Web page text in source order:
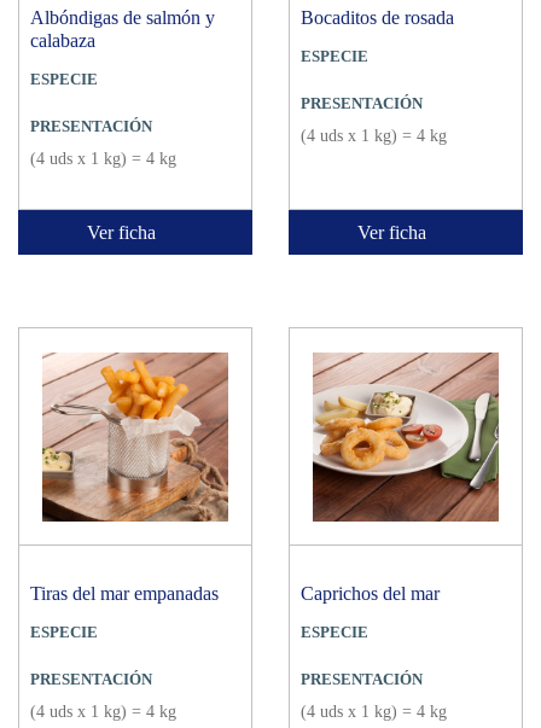
Albóndigas de salmón y
calabaza
ESPECIE
PRESENTACIÓN
(4 uds x 1 kg) = 4 kg
Ver ficha
Bocaditos de rosada
ESPECIE
PRESENTACIÓN
(4 uds x 1 kg) = 4 kg
Ver ficha
Tiras del mar empanadas
ESPECIE
PRESENTACIÓN
(4 uds x 1 kg) = 4 kg
Caprichos del mar
ESPECIE
PRESENTACIÓN
(4 uds x 1 kg) = 4 kg